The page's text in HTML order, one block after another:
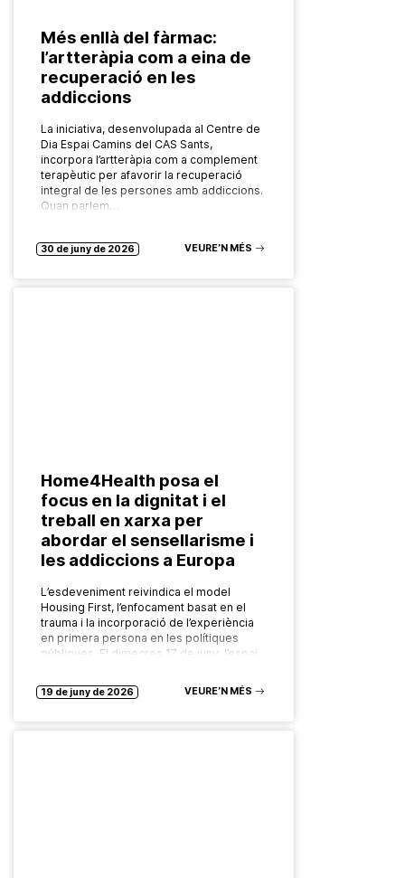
Més enllà del fàrmac:
l’artteràpia com a eina de
recuperació en les
addiccions
La iniciativa, desenvolupada al Centre de
Dia Espai Camins del CAS Sants,
incorpora l’artteràpia com a complement
terapèutic per afavorir la recuperació
integral de les persones amb addiccions.
Quan parlem…
30 de juny de 2026 VEURE’N MÉS
Home4Health posa el
focus en la dignitat i el
treball en xarxa per
abordar el sensellarisme i
les addiccions a Europa
L’esdeveniment reivindica el model
Housing First, l’enfocament basat en el
trauma i la incorporació de l’experiència
en primera persona en les polítiques
públiques. El dimecres 17 de juny, l’espai
19 de juny de 2026 VEURE’N MÉS